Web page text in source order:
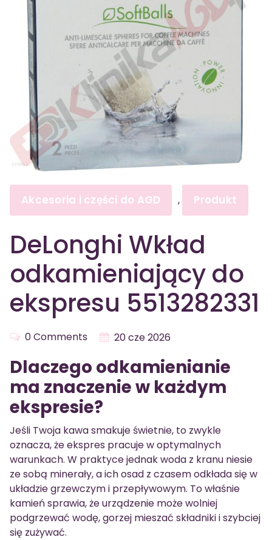
Akcesoria i części do AGD , Produkt
DeLonghi Wkład
odkamieniający do
ekspresu 5513282331
0 Comments 20 cze 2026
Dlaczego odkamienianie
ma znaczenie w każdym
ekspresie?
Jeśli Twoja kawa smakuje świetnie, to zwykle
oznacza, że ekspres pracuje w optymalnych
warunkach. W praktyce jednak woda z kranu niesie
ze sobą minerały, a ich osad z czasem odkłada się w
układzie grzewczym i przepływowym. To właśnie
kamień sprawia, że urządzenie może wolniej
podgrzewać wodę, gorzej mieszać składniki i szybciej
się zużywać.